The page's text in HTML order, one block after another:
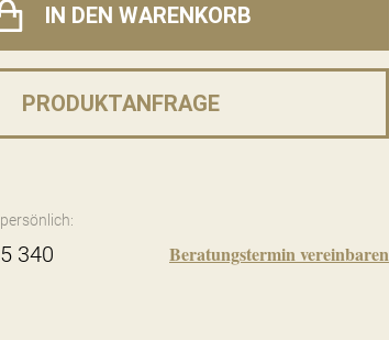
IN DEN WARENKORB
PRODUKTANFRAGE
340 Beratungstermin vereinbaren